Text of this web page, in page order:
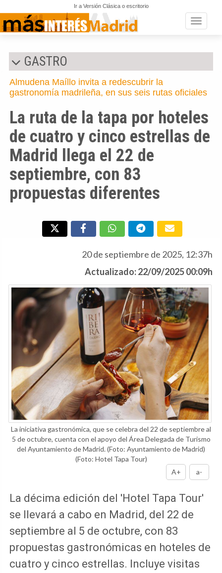
Ir a Versión Clásica o escritorio
Toggle
GASTRO
Almudena Maíllo invita a redescubrir la
gastronomía madrileña, en sus seis rutas oficiales
La ruta de la tapa por hoteles
de cuatro y cinco estrellas de
Madrid llega el 22 de
septiembre, con 83
propuestas diferentes
20 de septiembre de 2025, 12:37h
Actualizado: 22/09/2025 00:09h
La iniciativa gastronómica, que se celebra del 22 de septiembre al
5 de octubre, cuenta con el apoyo del Área Delegada de Turismo
del Ayuntamiento de Madrid. (Foto: Ayuntamiento de Madrid)
(Foto: Hotel Tapa Tour)
A+
a-
La décima edición del 'Hotel Tapa Tour'
se llevará a cabo en Madrid, del 22 de
septiembre al 5 de octubre, con 83
propuestas gastronómicas en hoteles de
cuatro y cinco estrellas. Incluye visitas